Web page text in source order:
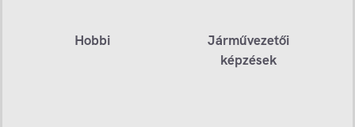
Hobbi
Járművezetői
képzések